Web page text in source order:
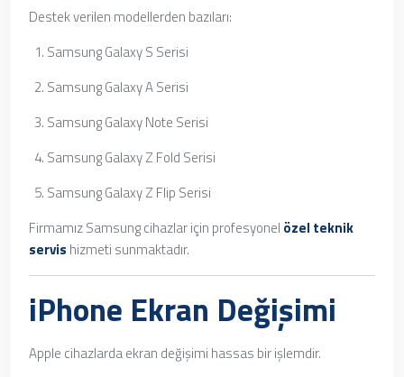
Destek verilen modellerden bazıları:
Samsung Galaxy S Serisi
Samsung Galaxy A Serisi
Samsung Galaxy Note Serisi
Samsung Galaxy Z Fold Serisi
Samsung Galaxy Z Flip Serisi
Firmamız Samsung cihazlar için profesyonel özel teknik
servis hizmeti sunmaktadır.
iPhone Ekran Değişimi
Apple cihazlarda ekran değişimi hassas bir işlemdir.